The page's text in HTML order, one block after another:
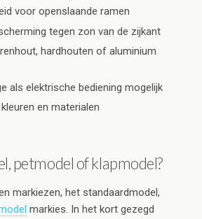
voor openslaande ramen
tegen zon van de zijkant
hardhouten of aluminium
als elektrische bediening mogelijk
en materialen
petmodel of klapmodel?
markiezen, het standaardmodel,
markies. In het kort gezegd